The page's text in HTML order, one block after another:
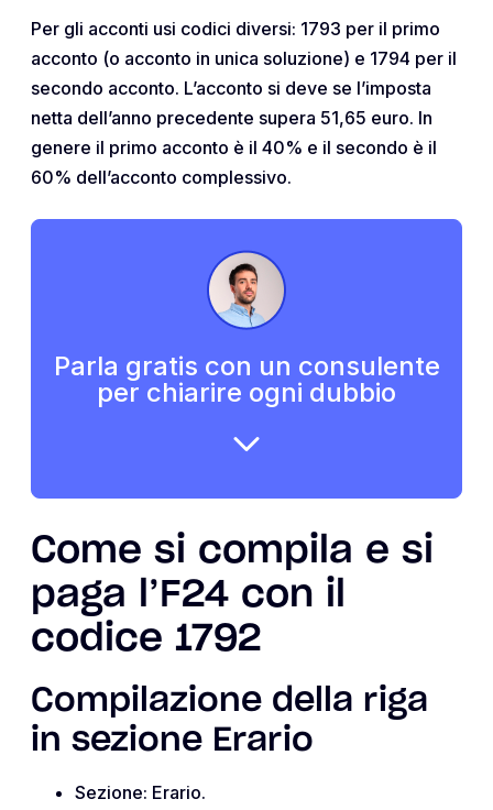
Per gli acconti usi codici diversi: 1793 per il primo
acconto (o acconto in unica soluzione) e 1794 per il
secondo acconto. L’acconto si deve se l’imposta
netta dell’anno precedente supera 51,65 euro. In
genere il primo acconto è il 40% e il secondo è il
60% dell’acconto complessivo.
Parla gratis con un consulente
per chiarire ogni dubbio
Come si compila e si
paga l’F24 con il
codice 1792
Compilazione della riga
in sezione Erario
Sezione: Erario.